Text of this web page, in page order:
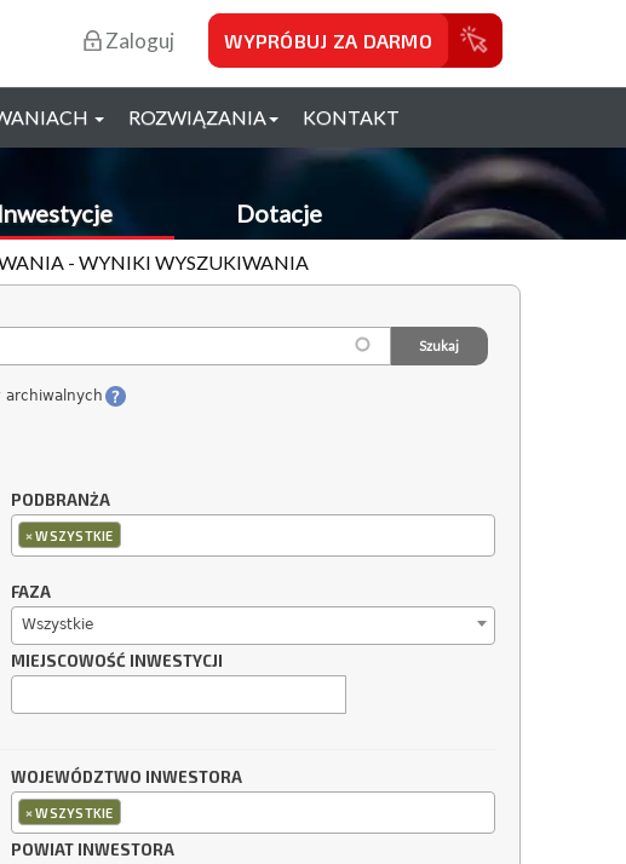
Zaloguj WYPRÓBUJ ZA DARMO
ROZWIĄZANIA KONTAKT
Inwestycje Dotacje
- WYNIKI WYSZUKIWANIA
archiwalnych
PODBRANŻA
×WSZYSTKIE
FAZA
Wszystkie
MIEJSCOWOŚĆ INWESTYCJI
WOJEWÓDZTWO INWESTORA
×WSZYSTKIE
POWIAT INWESTORA